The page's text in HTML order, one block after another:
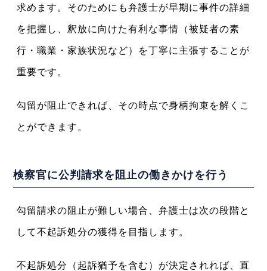
求めます。そのためにも弁護士が早期に事件の詳細
を把握し、釈放に向けた有利な事情（被疑者の素
行・職業・家族状況など）を丁寧に主張することが
重要です。
勾留が阻止できれば、その時点で身柄拘束を解くこ
とができます。
検察官に公判請求を阻止の働きかけを行う
勾留請求の阻止が難しい場合、弁護士は次の段階と
して不起訴処分の獲得を目指します。
不起訴処分（起訴猶予を含む）が決定されれば、直